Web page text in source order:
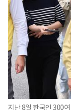
지난 8일 한국인 300